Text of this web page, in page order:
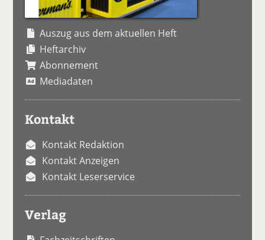
Auszug aus dem aktuellen Heft
Heftarchiv
Abonnement
Mediadaten
Kontakt
Kontakt Redaktion
Kontakt Anzeigen
Kontakt Leserservice
Verlag